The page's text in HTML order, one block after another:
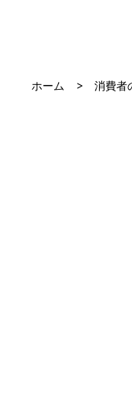
ホーム 消費者